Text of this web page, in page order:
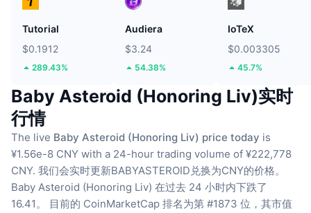
Tutorial
$0.1912
289.43%
Audiera
$3.24
54.38%
IoTeX
$0.003305
45.7%
Baby Asteroid (Honoring Liv)实时
行情
The live Baby Asteroid (Honoring Liv) price today is
¥1.56e-8 CNY with a 24-hour trading volume of ¥222,778
CNY. 我们会实时更新BABYASTEROID兑换为CNY的价格。
Baby Asteroid (Honoring Liv) 在过去 24 小时内下跌了
16.41。
目前的 CoinMarketCap 排名为第 #1873 位，其市值